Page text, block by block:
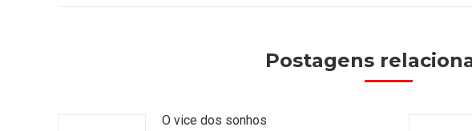
Postagens
O vice dos sonhos